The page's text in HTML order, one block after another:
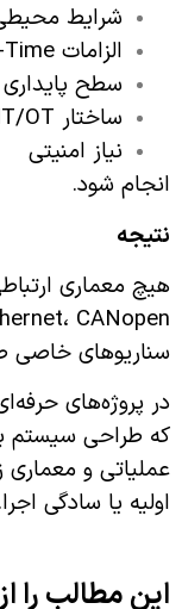
شرایط
الزامات Real-Time
سطح پایداری
ساختار IT/OT
نیاز امنیتی
انجام شود.
نتیجه
هیچ معماری
سناریوهای خاصی
در پروژه‌های
که طراحی سیستم
عملیاتی و
اولیه یا سادگی اجرا.
این مطالب را